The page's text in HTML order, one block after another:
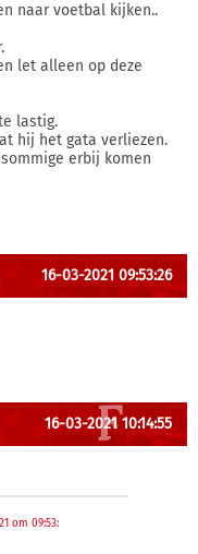
naar voetbal kijken..
let alleen op deze
lastig.
hij het gata verliezen.
erbij komen
16-03-2021 09:53:26
16-03-2021 10:14:55
om 09:53: